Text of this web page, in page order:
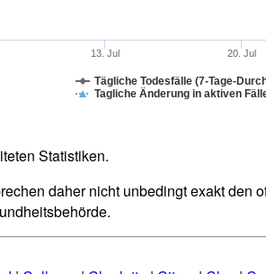
Tägliche Todesfälle (7-Tage-
Tagliche Änderung in aktiven
13. Jul 20. Jul
Statistiken.
daher nicht unbedingt exakt den